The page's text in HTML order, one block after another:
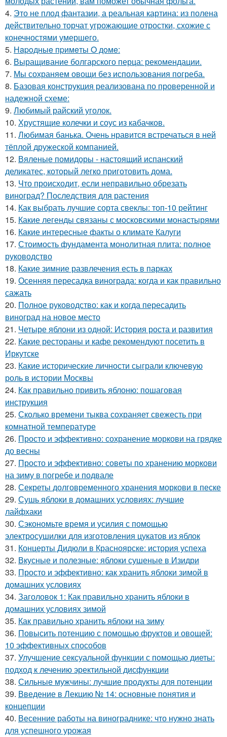
4. Это не плод фантазии, а реальная картина: из полена
действительно торчат угрожающие отростки, схожие с
конечностями умершего.
5. Нapoдныe пpимeты O дoмe:
6. Выращивание болгарского перца: рекомендации.
7. Мы сохраняем овощи без использования погреба.
8. Базовая конструкция реализована по проверенной и
надежной схеме:
9. Любимый райский уголок.
10. Хрустящие колечки и соус из кабачков.
11. Любимая банька. Очень нравится встречаться в ней
тёплой дружеской компанией.
12. Вяленые помидоры - настоящий испанский
деликатес, который легко приготовить дома.
13. Что происходит, если неправильно обрезать
виноград? Последствия для растения
14. Как выбрать лучшие сорта свеклы: топ-10 рейтинг
15. Какие легенды связаны с московскими монастырями
16. Какие интересные факты о климате Калуги
17. Стоимость фундамента монолитная плита: полное
руководство
18. Какие зимние развлечения есть в парках
19. Осенняя пересадка винограда: когда и как правильно
сажать
20. Полное руководство: как и когда пересадить
виноград на новое место
21. Четыре яблони из одной: История роста и развития
22. Какие рестораны и кафе рекомендуют посетить в
Иркутске
23. Какие исторические личности сыграли ключевую
роль в истории Москвы
24. Как правильно привить яблоню: пошаговая
инструкция
25. Сколько времени тыква сохраняет свежесть при
комнатной температуре
26. Просто и эффективно: сохранение моркови на грядке
до весны
27. Просто и эффективно: советы по хранению моркови
на зиму в погребе и подвале
28. Секреты долговременного хранения моркови в песке
29. Сушь яблоки в домашних условиях: лучшие
лайфхаки
30. Сэкономьте время и усилия с помощью
электросушилки для изготовления цукатов из яблок
31. Концерты Дидюли в Красноярске: история успеха
32. Вкусные и полезные: яблоки сушеные в Изидри
33. Просто и эффективно: как хранить яблоки зимой в
домашних условиях
34. Заголовок 1: Как правильно хранить яблоки в
домашних условиях зимой
35. Как правильно хранить яблоки на зиму
36. Повысить потенцию с помощью фруктов и овощей:
10 эффективных способов
37. Улучшение сексуальной функции с помощью диеты:
подход к лечению эректильной дисфункции
38. Сильные мужчины: лучшие продукты для потенции
39. Введение в Лекцию № 14: основные понятия и
концепции
40. Весенние работы на винограднике: что нужно знать
для успешного урожая